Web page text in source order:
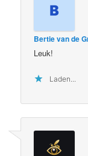
Bertie van de
Leuk!
Laden...